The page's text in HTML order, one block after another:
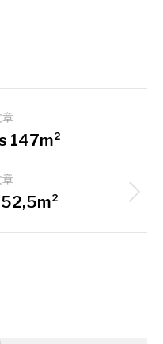
章
147m²
章